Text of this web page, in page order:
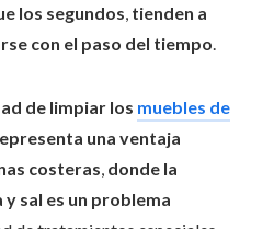
los segundos, tienden a
con el paso del tiempo.
de limpiar los muebles de
una ventaja
costeras, donde la
sal es un problema